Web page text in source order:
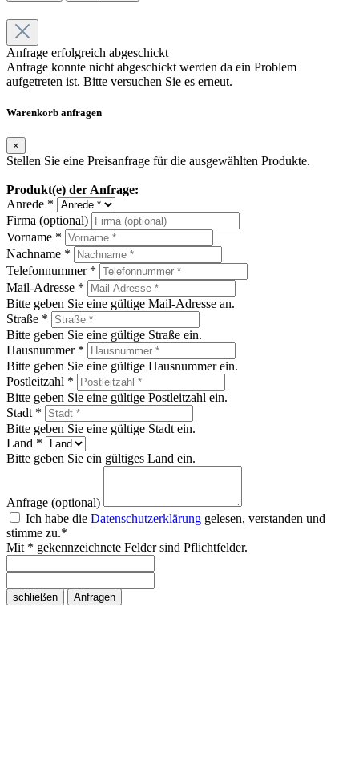
Anfrage erfolgreich abgeschickt
Anfrage konnte nicht abgeschickt werden da ein Problem
aufgetreten ist. Bitte versuchen Sie es erneut.
Warenkorb anfragen
×
Stellen Sie eine Preisanfrage für die ausgewählten Produkte.
Produkt(e) der Anfrage:
Anrede *
Firma (optional)
Vorname *
Nachname *
Telefonnummer *
Mail-Adresse *
Bitte geben Sie eine gültige Mail-Adresse an.
Straße *
Bitte geben Sie eine gültige Straße ein.
Hausnummer *
Bitte geben Sie eine gültige Hausnummer ein.
Postleitzahl *
Bitte geben Sie eine gültige Postleitzahl ein.
Stadt *
Bitte geben Sie eine gültige Stadt ein.
Land *
Bitte geben Sie ein gültiges Land ein.
Anfrage (optional)
Ich habe die Datenschutzerklärung gelesen, verstanden und
stimme zu.*
Mit * gekennzeichnete Felder sind Pflichtfelder.
schließen Anfragen